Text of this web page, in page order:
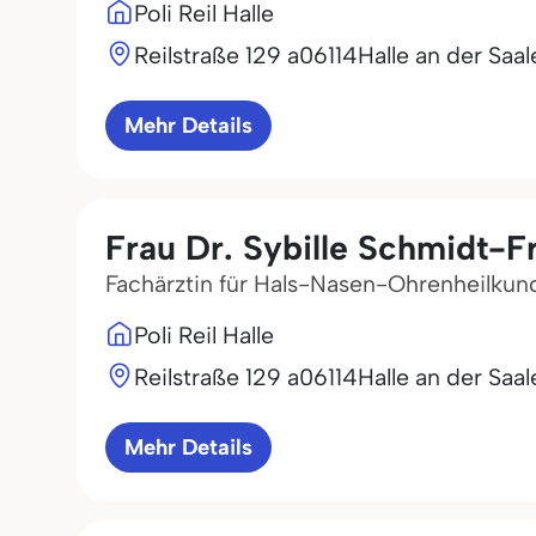
Poli Reil Halle
Reilstraße 129 a06114Halle an der
Mehr Details
Frau Dr. Sybille Schmidt-
Fachärztin für Hals-Nasen-
Poli Reil Halle
Reilstraße 129 a06114Halle an der
Mehr Details